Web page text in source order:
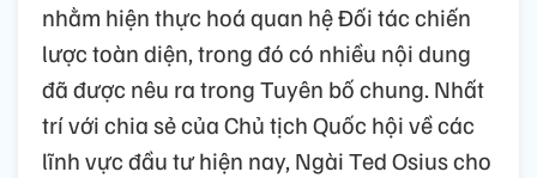
nhằm hiện thực hoá quan hệ Đối tác chiến
lược toàn diện, trong đó có nhiều nội dung
đã được nêu ra trong Tuyên bố chung. Nhất
trí với chia sẻ của Chủ tịch Quốc hội về các
lĩnh vực đầu tư hiện nay, Ngài Ted Osius cho